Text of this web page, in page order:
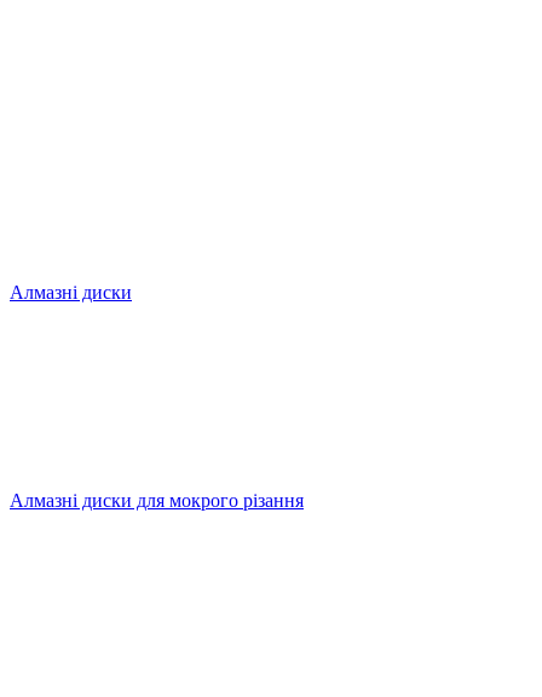
Алмазні диски
Алмазні диски для мокрого різання